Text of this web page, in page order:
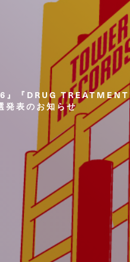
』『DRUG TREATMENT
発表のお知らせ